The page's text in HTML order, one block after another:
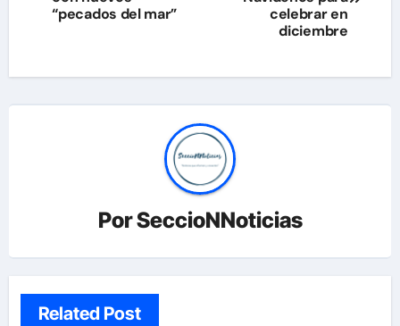
entradas
“pecados del mar”
celebrar en
diciembre
PorSeccioNNoticias
Related Post